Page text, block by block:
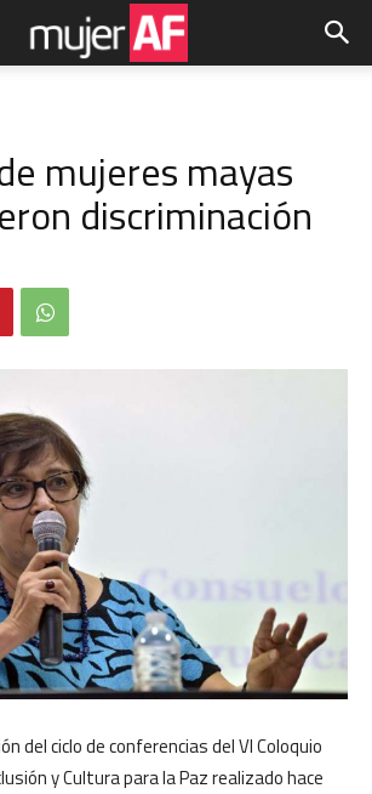
mujeres mayas
discriminación
del ciclo de conferencias del VI Coloquio
y Cultura para la Paz realizado hace